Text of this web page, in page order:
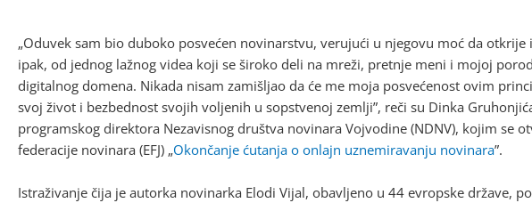
„Oduvek sam bio duboko posvećen novinarstvu, verujući u njegovu moć da
ipak, od jednog lažnog videa koji se široko deli na mreži, pretnje meni i mojoj
digitalnog domena. Nikada nisam zamišljao da će me moja posvećenost ovim
svoj život i bezbednost svojih voljenih u sopstvenoj zemlji”, reči su Dinka
programskog direktora Nezavisnog društva novinara Vojvodine (NDNV), kojim se
federacije novinara (EFJ) „Okončanje ćutanja o onlajn uznemiravanju novinara”.
Istraživanje čija je autorka novinarka Elodi Vijal, obavljeno u 44 evropske države,